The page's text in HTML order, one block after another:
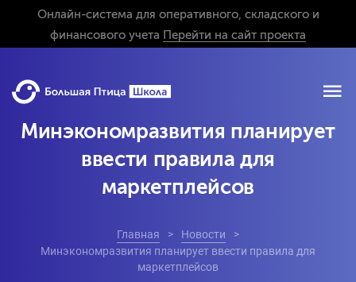
Онлайн-система для оперативного, складского и
финансового учета Перейти на сайт проекта
Минэкономразвития планирует
ввести правила для
маркетплейсов
Главная
Новости
Минэкономразвития планирует ввести правила для
маркетплейсов